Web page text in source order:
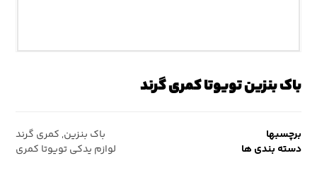
باک بنزین تویوتا کمری گرند
برچسبها باک بنزین, کمری گرند
دسته بندی ها
لوازم یدکی تویوتا کمری